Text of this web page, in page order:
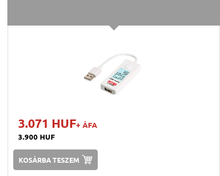
3.071 HUF+ ÁFA
3.900 HUF
KOSÁRBA TESZEM